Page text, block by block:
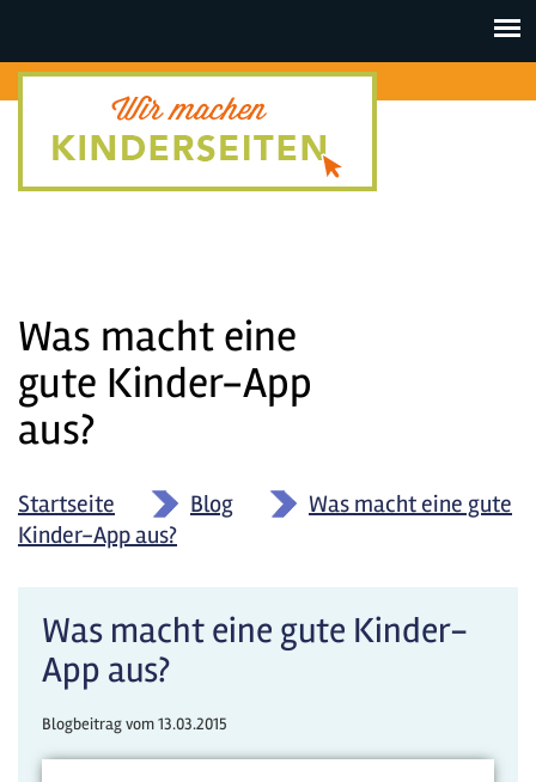
Toggle
Was macht eine
gute Kinder-App
aus?
Startseite » Blog »
Was macht eine gute
Kinder-App aus?
Was macht eine gute Kinder-
App aus?
Blogbeitrag vom13.03.2015